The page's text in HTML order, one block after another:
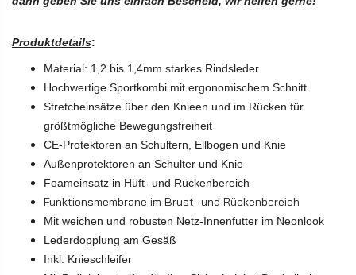
Produktdetails:
Material: 1,2 bis 1,4mm starkes Rindsleder
Hochwertige Sportkombi mit ergonomischem Schnitt
Stretcheinsätze über den Knieen und im Rücken für
größtmögliche Bewegungsfreiheit
CE-Protektoren an Schultern, Ellbogen und Knie
Außenprotektoren an Schulter und Knie
Foameinsatz in Hüft- und Rückenbereich
Funktionsmembrane im Brust- und Rückenbereich
Mit weichen und robusten Netz-Innenfutter im Neonlook
Lederdopplung am Gesäß
Inkl. Knieschleifer